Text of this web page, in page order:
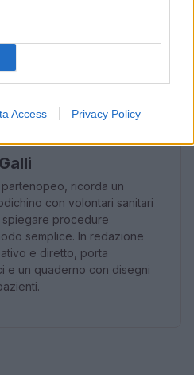
Access Privacy Policy
la salute familiare e
partenopeo, ricorda un
con volontari sanitari
spiegare procedure
semplice. In redazione
e diretto, porta
e un quaderno con disegni